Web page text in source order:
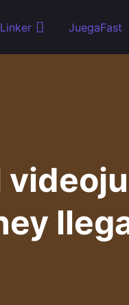
JuegaFast